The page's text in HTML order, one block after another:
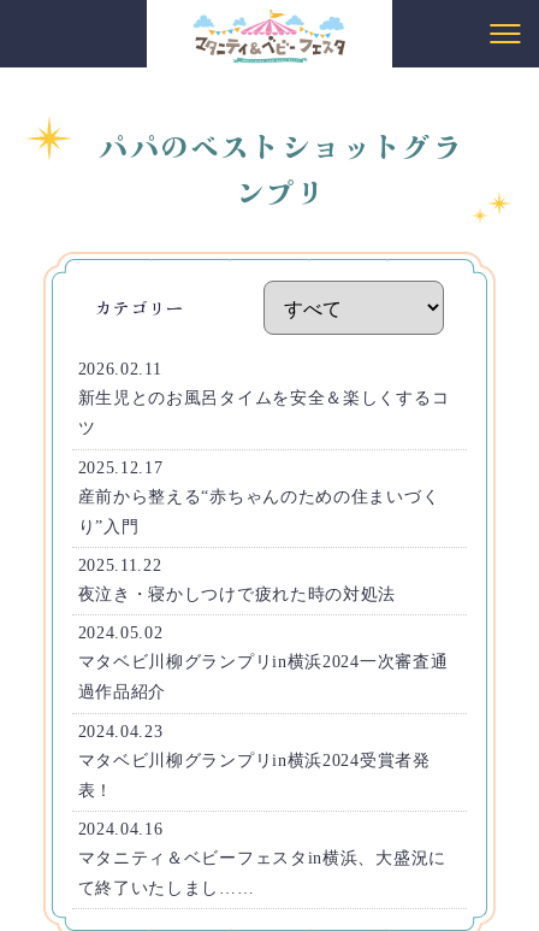
パパのベストショットグラ
ンプリ
カテゴリー
2026.02.11
新生児とのお風呂タイムを安全＆楽しくするコ
ツ
2025.12.17
産前から整える“赤ちゃんのための住まいづく
り”入門
2025.11.22
夜泣き・寝かしつけで疲れた時の対処法
2024.05.02
マタベビ川柳グランプリin横浜2024一次審査通
過作品紹介
2024.04.23
マタベビ川柳グランプリin横浜2024受賞者発
表！
2024.04.16
マタニティ＆ベビーフェスタin横浜、大盛況に
て終了いたしまし……